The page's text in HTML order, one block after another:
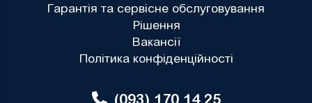
Гарантія та сервісне обслуговування
Рішення
Вакансії
Політика конфіденційності
(093) 170 14 25